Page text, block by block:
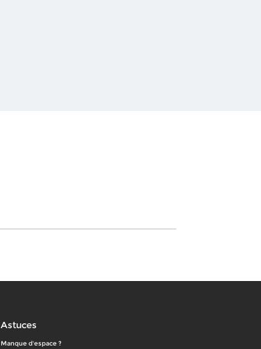
Astuces
Manque d'espace ?